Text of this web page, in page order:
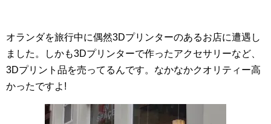
オランダを旅行中に偶然3Dプリンターのあるお店に遭遇し
ました。しかも3Dプリンターで作ったアクセサリーなど、
3Dプリント品を売ってるんです。なかなかクオリティー高
かったですよ!